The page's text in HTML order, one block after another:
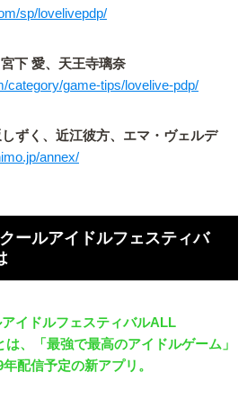
sp/lovelivepdp/
下 愛、天王寺璃奈
category/game-tips/lovelive-pdp/
ずく、近江彼方、エマ・ヴェルデ
annex/
ールアイドルフェスティバ
アイドルフェスティバルALL
、「最強で最高のアイドルゲーム」
配信予定の新アプリ。